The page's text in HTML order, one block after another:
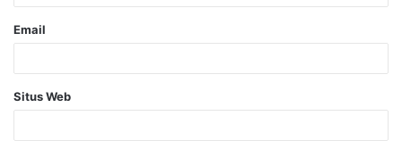
Email
Situs Web